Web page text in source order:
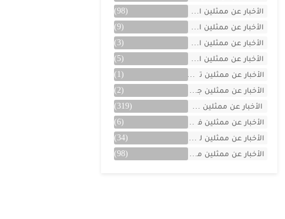
الأخبار عن ممثلين اتراك
(98)
الأخبار عن ممثلين الأجانب
(9)
الأخبار عن ممثلين الأردن
(3)
الأخبار عن ممثلين المغرب
(5)
الأخبار عن ممثلين تونس
(1)
الأخبار عن ممثلين جزائريين
(2)
الأخبار عن ممثلين سوريين
(319)
الأخبار عن ممثلين فلسطينين
(6)
الأخبار عن ممثلين لبنان
(34)
الأخبار عن ممثلين مصريين
(98)